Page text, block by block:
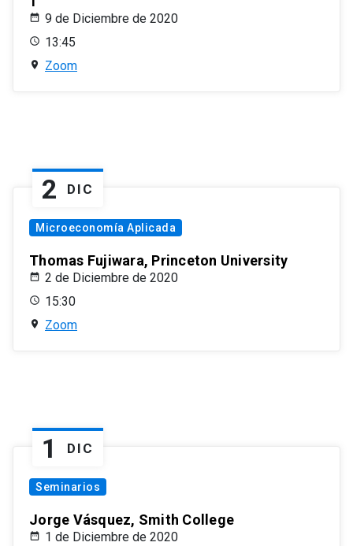
9 de Diciembre de 2020
13:45
Zoom
2 DIC
Microeconomía Aplicada
Thomas Fujiwara, Princeton University
2 de Diciembre de 2020
15:30
Zoom
1 DIC
Seminarios
Jorge Vásquez, Smith College
1 de Diciembre de 2020